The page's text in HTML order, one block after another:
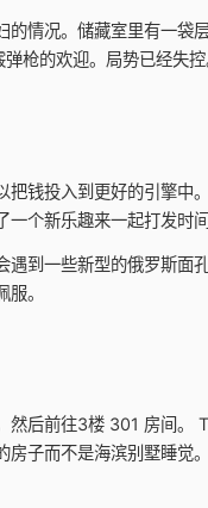
的情况。储藏室里有一袋
枪的欢迎。局势已经失
把钱投入到更好的引擎
一个新乐趣来一起打发时
到一些新型的俄罗斯面
。
然后前往3楼 301 房间。
房子而不是海滨别墅睡觉